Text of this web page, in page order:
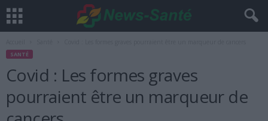
SANTÉ
Covid : Les formes graves
pourraient être un marqueur de